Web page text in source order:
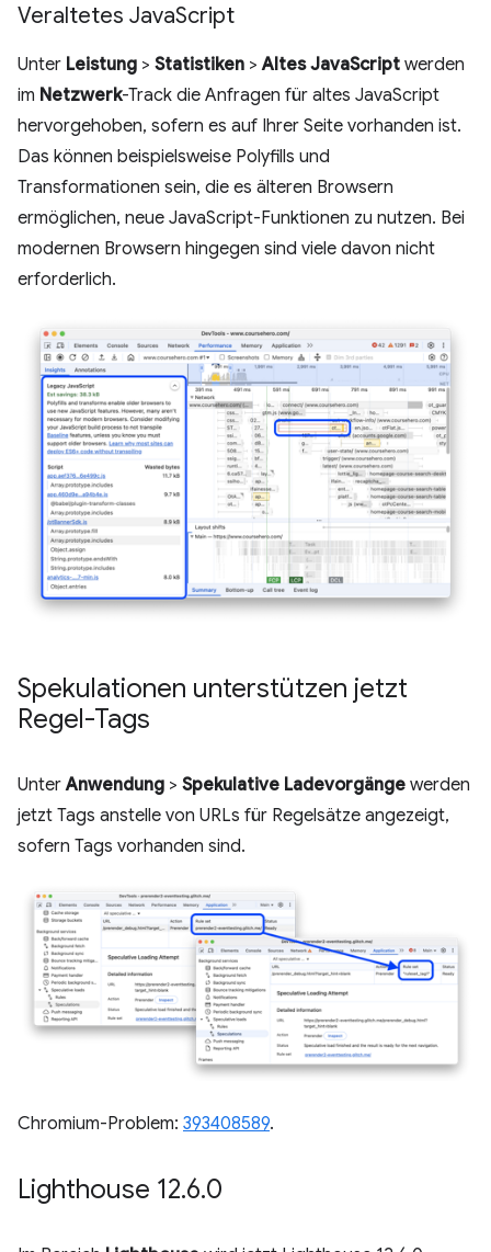
Veraltetes JavaScript
Unter Leistung > Statistiken >Altes JavaScript werden
im Netzwerk-Track die Anfragen für altes JavaScript
hervorgehoben, sofern es auf Ihrer Seite vorhanden ist.
Das können beispielsweise Polyfills und
Transformationen sein, die es älteren Browsern
ermöglichen, neue JavaScript-Funktionen zu nutzen. Bei
modernen Browsern hingegen sind viele davon nicht
erforderlich.
Spekulationen unterstützen jetzt
Regel-Tags
UnterAnwendung > Spekulative Ladevorgänge werden
jetzt Tags anstelle von URLs für Regelsätze angezeigt,
sofern Tags vorhanden sind.
Chromium-Problem: 393408589.
Lighthouse 12.6.0